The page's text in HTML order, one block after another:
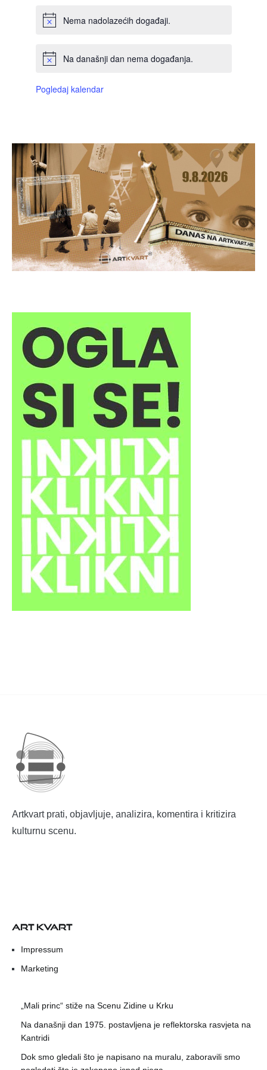
Nema nadolazećih događaji.
Na današnji dan nema događanja.
Pogledaj kalendar
Artkvart prati, objavljuje, analizira, komentira i kritizira
kulturnu scenu.
ART KVART
Impressum
Marketing
„Mali princ“ stiže na Scenu Zidine u Krku
Na današnji dan 1975. postavljena je reflektorska rasvjeta na
Kantridi
Dok smo gledali što je napisano na muralu, zaboravili smo